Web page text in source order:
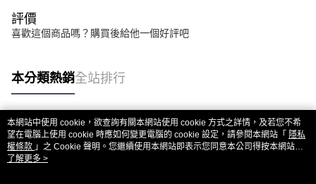
評價
喜歡這個商品嗎？購買後給他一個好評吧
本分類熱銷全站排行
熱門標籤
本網站中使用 cookie，欲查詢有關本網站使用 cookie 方式之詳情，及若您不希
望在電腦上使用 cookie 時應如何變更電腦的 cookie 設定，請參閱本網站「 隱私
權條款 」之 Cookie 聲明。您繼續使用本網站即表示您同意本公司得按本網站使
用條款之 Cookie 聲明使用 cookie。
了解更多 >